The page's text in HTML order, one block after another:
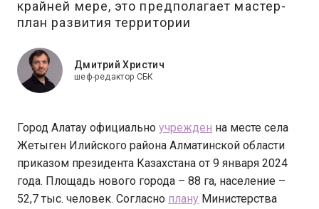
крайней мере, это предполагает мастер-
план развития территории
Дмитрий Христич
шеф-редактор СБК
Город Алатау официально учрежден на месте села
Жетыген Илийского района Алматинской области
приказом президента Казахстана от 9 января 2024
года. Площадь нового города – 88 га, население –
52,7 тыс. человек. Согласно плану Министерства